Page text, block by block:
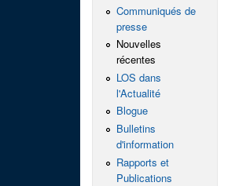
Communiqués de
presse
Nouvelles
récentes
LOS dans
l'Actualité
Blogue
Bulletins
d'information
Rapports et
Publications